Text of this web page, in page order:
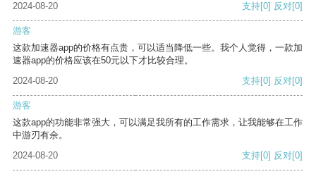
2024-08-20
支持[0] 反对[0]
游客
这款加速器app的价格有点贵，可以适当降低一些。我个人觉得，一款加
速器app的价格应该在50元以下才比较合理。
2024-08-20
支持[0] 反对[0]
游客
这款app的功能非常强大，可以满足我所有的工作需求，让我能够在工作
中游刃有余。
2024-08-20
支持[0] 反对[0]